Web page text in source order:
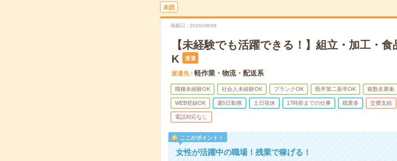
未読
掲載日 2026/08/08
【未経験でも活躍できる！】組立・加工・
K
派遣
派遣先 軽作業・物流・配送系
職種未経験OK 社会人未経験OK ブランクOK 既卒第二新卒OK 複数名募集
WEB登録OK 週5日勤務 土日祝休 17時前までの仕事 残業多 交費支給
電話対応なし
ここがポイント！
女性が活躍中の職場！残業で稼げる！